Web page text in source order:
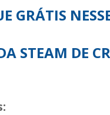
GRÁTIS
STEAM DE